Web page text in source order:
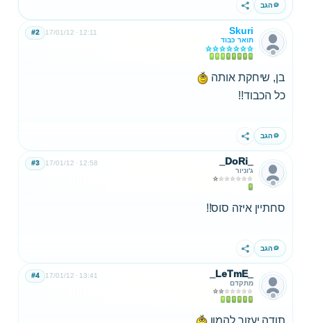
הגב שתף
Skuri
תואר כבוד
17/01/12 12:11
#2
בן, שיחקת אותה
כל הכבוד!!
הגב שתף
_DoRi_
ג'וניור
17/01/12 12:58
#3
סחתיין איזה סוס!!
הגב שתף
_LeTmE_
מתקדם
17/01/12 13:41
#4
תודה יעזור להמון